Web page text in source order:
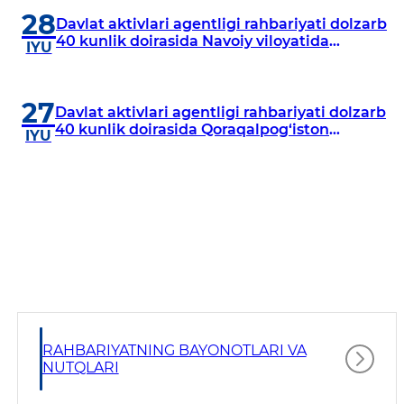
28
IYU
Davlat aktivlari agentligi rahbariyati dolzarb
40 kunlik doirasida Navoiy viloyatida
27
IYU
Davlat aktivlari agentligi rahbariyati dolzarb
40 kunlik doirasida Qoraqalpog‘iston
RAHBARIYATNING BAYONOTLARI VA
NUTQLARI